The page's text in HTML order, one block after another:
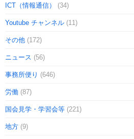
ICT（情報通信） (34)
Youtube チャンネル (11)
その他 (172)
ニュース (56)
事務所便り (646)
労働 (87)
国会見学・学習会等 (221)
地方 (9)